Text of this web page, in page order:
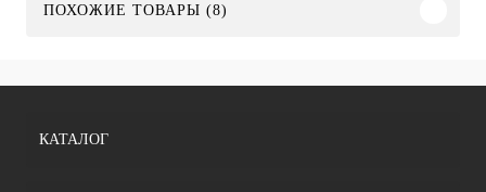
ПОХОЖИЕ ТОВАРЫ (8)
КАТАЛОГ